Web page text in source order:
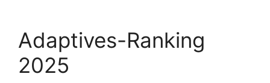
Adaptives-Ranking
2025